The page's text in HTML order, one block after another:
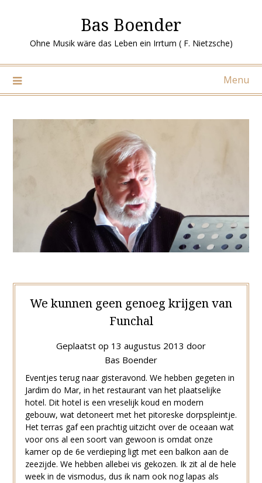
Bas Boender
Ohne Musik wäre das Leben ein Irrtum ( F. Nietzsche)
Menu
We kunnen geen genoeg krijgen van
Funchal
Geplaatst op 13 augustus 2013 door
Bas Boender
Eventjes terug naar gisteravond. We hebben gegeten in
Jardim do Mar, in het restaurant van het plaatselijke
hotel. Dit hotel is een vreselijk koud en modern
gebouw, wat detoneert met het pitoreske dorpspleintje.
Het terras gaf een prachtig uitzicht over de oceaan wat
voor ons al een soort van gewoon is omdat onze
kamer op de 6e verdieping ligt met een balkon aan de
zeezijde. We hebben allebei vis gekozen. Ik zit al de hele
week in de vismodus, dus ik nam ook nog lapas als